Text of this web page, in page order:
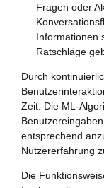
Fragen oder
Informationen
Ratschläge
Durch
Zeit. Die ML-
entsprechend
Nutzererfahrung
Die